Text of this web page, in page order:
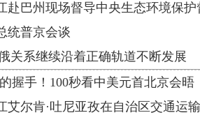
赴巴州现场督导中央生态环境保
统普京会谈
关系继续沿着正确轨道不断发展
握手！100秒看中美元首北京会晤
艾尔肯·吐尼亚孜在自治区交通运